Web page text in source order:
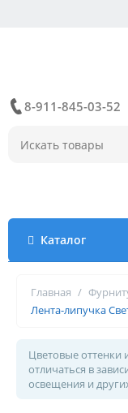
8-911-845-03-52
Каталог
Главная /
Лента-липучка
Цветовые оттенки
отличаться в
освещения и